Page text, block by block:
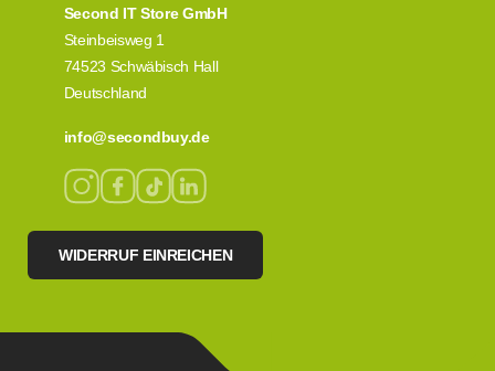
Second IT Store GmbH
Steinbeisweg 1
74523 Schwäbisch Hall
Deutschland
info@secondbuy.de
WIDERRUF EINREICHEN